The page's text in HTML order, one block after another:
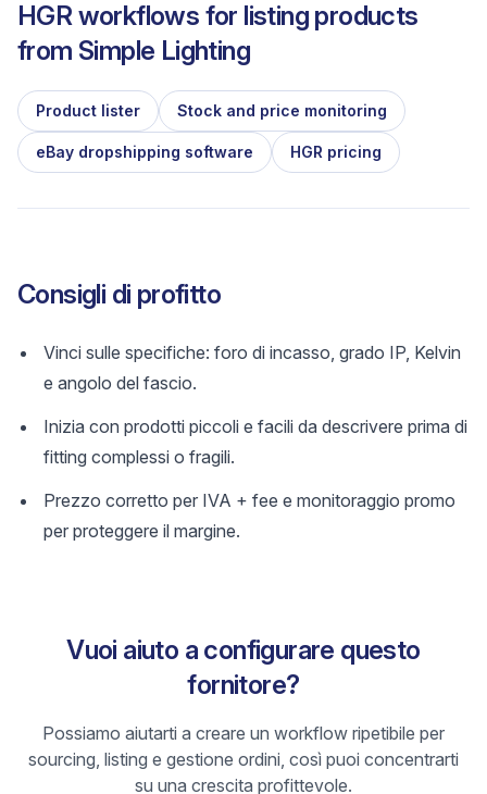
HGR workflows for listing products
from Simple Lighting
Product lister Stock and price monitoring
eBay dropshipping software HGR pricing
Consigli di profitto
Vinci sulle specifiche: foro di incasso, grado IP, Kelvin
e angolo del fascio.
Inizia con prodotti piccoli e facili da descrivere prima di
fitting complessi o fragili.
Prezzo corretto per IVA + fee e monitoraggio promo
per proteggere il margine.
Vuoi aiuto a configurare questo
fornitore?
Possiamo aiutarti a creare un workflow ripetibile per
sourcing, listing e gestione ordini, così puoi concentrarti
su una crescita profittevole.